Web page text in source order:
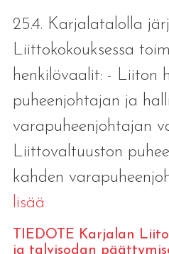
25.4. Karjalatalolla
Liittokokouksessa
henkilövaalit: - Liiton
puheenjohtajan ja
varapuheenjohtajan
Liittovaltuuston
kahden
lisää
TIEDOTE Karjalan
ja talvisodan